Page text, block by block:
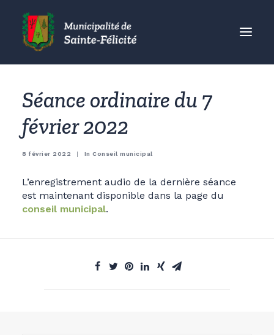
MUNICIPALITÉ
CITOYENS
ORGANISMES
ACCUEIL
ACTUALITÉS
Séance ordinaire du 7
février 2022
8 février 2022 | In Conseil municipal
L’enregistrement audio de la dernière séance
est maintenant disponible dans la page du
conseil municipal.